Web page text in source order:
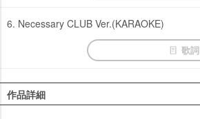
6. Necessary CLUB Ver.(KARAOKE)
歌詞
作品詳細